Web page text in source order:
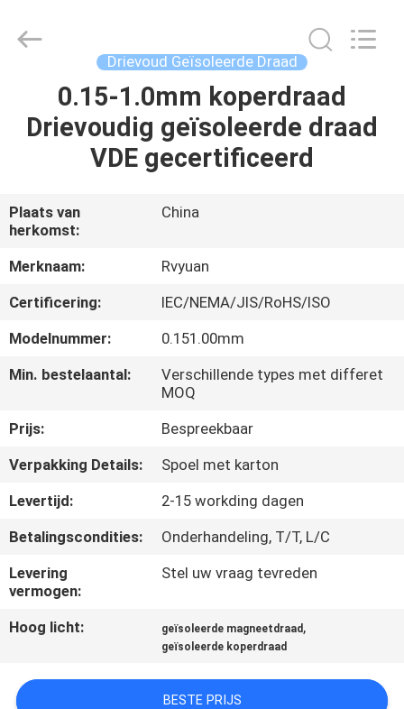
PRODUCTEN
VIDEOS
ONGEVEER
ONS
KWALITEITSCONTROLE
CONTACTEER
ONS
NIEUWS
VERZOEK
CITAAT
Material
Co,.Ltd.
Drievoud Geïsoleerde Draad
0.15-1.0mm koperdraad
Drievoudig geïsoleerde draad
VDE gecertificeerd
Plaats van
herkomst:
China
Merknaam:
Rvyuan
Certificering:
IEC/NEMA/JIS/RoHS/ISO
Modelnummer:
0.151.00mm
Min. bestelaantal:
Verschillende types met differet
MOQ
Prijs:
Bespreekbaar
Verpakking Details:
Spoel met karton
Levertijd:
2-15 workding dagen
Betalingscondities:
Onderhandeling, T/T, L/C
Levering
vermogen:
Stel uw vraag tevreden
Hoog licht: geïsoleerde magneetdraad ,
geïsoleerde koperdraad
BESTE PRIJS